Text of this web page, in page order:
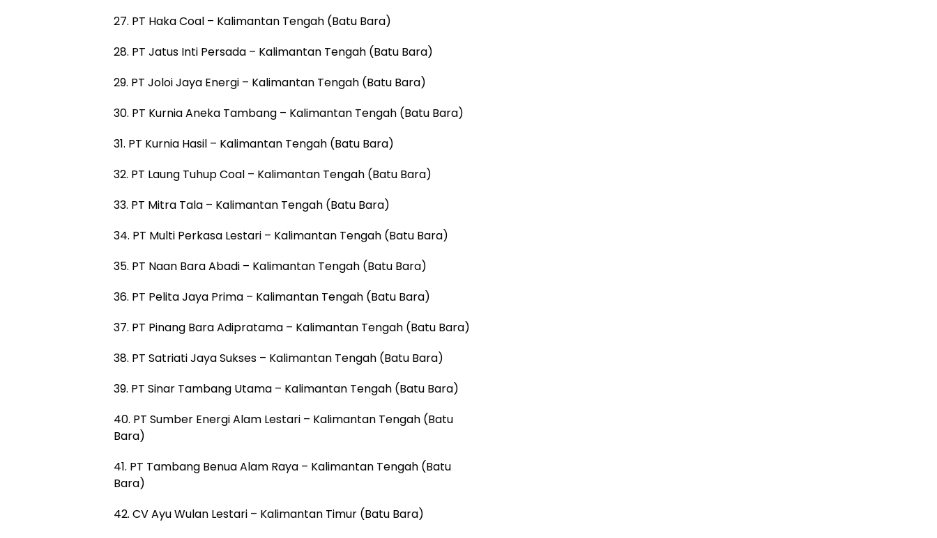
27. PT Haka Coal – Kalimantan Tengah (Batu Bara)
28. PT Jatus Inti Persada – Kalimantan Tengah (Batu Bara)
29. PT Joloi Jaya Energi – Kalimantan Tengah (Batu Bara)
30. PT Kurnia Aneka Tambang – Kalimantan Tengah (Batu Bara)
31. PT Kurnia Hasil – Kalimantan Tengah (Batu Bara)
32. PT Laung Tuhup Coal – Kalimantan Tengah (Batu Bara)
33. PT Mitra Tala – Kalimantan Tengah (Batu Bara)
34. PT Multi Perkasa Lestari – Kalimantan Tengah (Batu Bara)
35. PT Naan Bara Abadi – Kalimantan Tengah (Batu Bara)
36. PT Pelita Jaya Prima – Kalimantan Tengah (Batu Bara)
37. PT Pinang Bara Adipratama – Kalimantan Tengah (Batu Bara)
38. PT Satriati Jaya Sukses – Kalimantan Tengah (Batu Bara)
39. PT Sinar Tambang Utama – Kalimantan Tengah (Batu Bara)
40. PT Sumber Energi Alam Lestari – Kalimantan Tengah (Batu
Bara)
41. PT Tambang Benua Alam Raya – Kalimantan Tengah (Batu
Bara)
42. CV Ayu Wulan Lestari – Kalimantan Timur (Batu Bara)